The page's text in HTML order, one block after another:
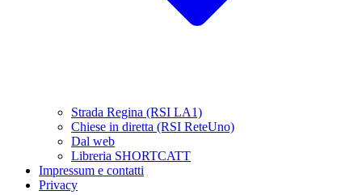
Strada Regina (RSI LA1)
Chiese in diretta (RSI ReteUno)
Dal web
Libreria SHORTCATT
Impressum e contatti
Privacy